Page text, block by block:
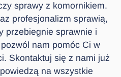
sprawy z komornikiem.
profesjonalizm sprawią,
przebiegnie sprawnie i
nam pomóc Ci w
Skontaktuj się z nami już
na wszystkie